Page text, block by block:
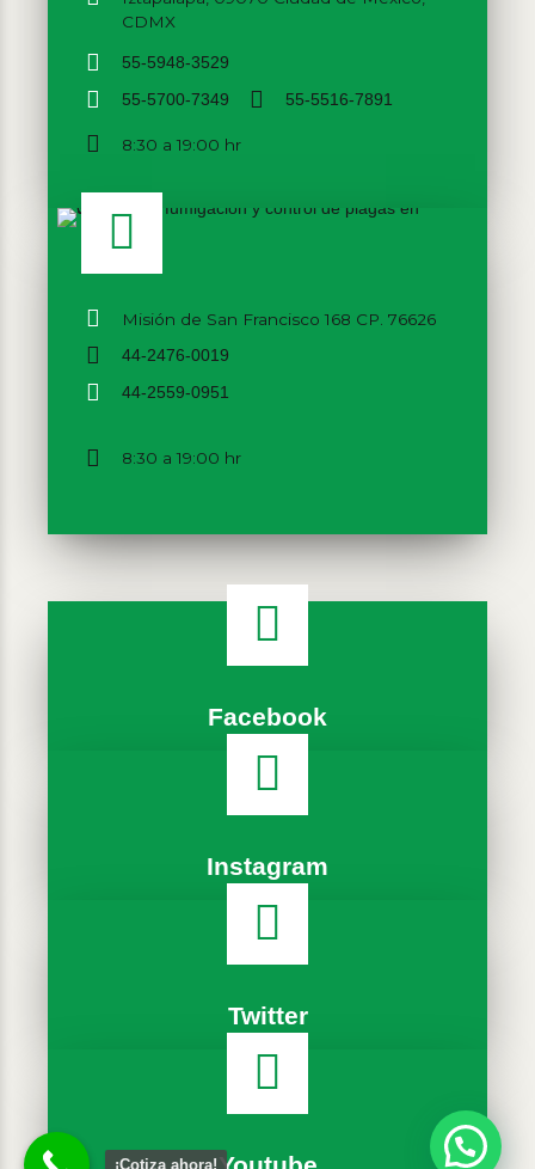
CDMX
55-5948-3529
55-5700-7349 55-5516-7891
8:30 a 19:00 hr
Misión de San Francisco 168 CP. 76626
44-2476-0019
44-2559-0951
8:30 a 19:00 hr
Facebook
Instagram
Twitter
¡Cotiza ahora!